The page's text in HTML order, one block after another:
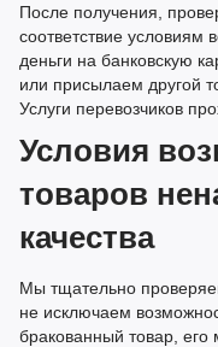
После получения,
соответствие
деньги на банковскую
или присылаем другой
Услуги перевозчиков
Условия
товаров
качества
Мы тщательно
не исключаем
бракованный товар,